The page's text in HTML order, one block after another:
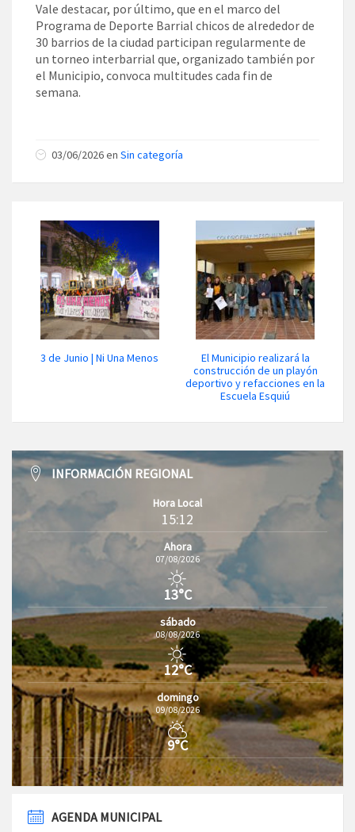
Vale destacar, por último, que en el marco del
Programa de Deporte Barrial chicos de alrededor de
30 barrios de la ciudad participan regularmente de
un torneo interbarrial que, organizado también por
el Municipio, convoca multitudes cada fin de
semana.
03/06/2026 en Sin categoría
3 de Junio | Ni Una Menos
El Municipio realizará la
construcción de un playón
deportivo y refacciones en la
Escuela Esquiú
INFORMACIÓN REGIONAL
Hora Local
15:12
Ahora
07/08/2026
13°C
sábado
08/08/2026
12°C
domingo
09/08/2026
9°C
AGENDA MUNICIPAL